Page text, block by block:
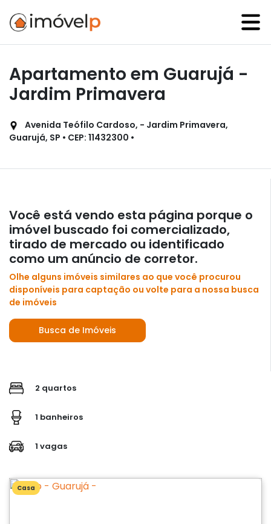
Apartamento em Guarujá -
Jardim Primavera
Avenida Teófilo Cardoso, - Jardim Primavera,
Guarujá, SP • CEP: 11432300 •
Você está vendo esta página porque o
imóvel buscado foi comercializado,
tirado de mercado ou identificado
como um anúncio de corretor.
Olhe alguns imóveis similares ao que você procurou
disponíveis para captação ou volte para a nossa busca
de imóveis
Busca de Imóveis
2 quartos
1 banheiros
1 vagas
Casa